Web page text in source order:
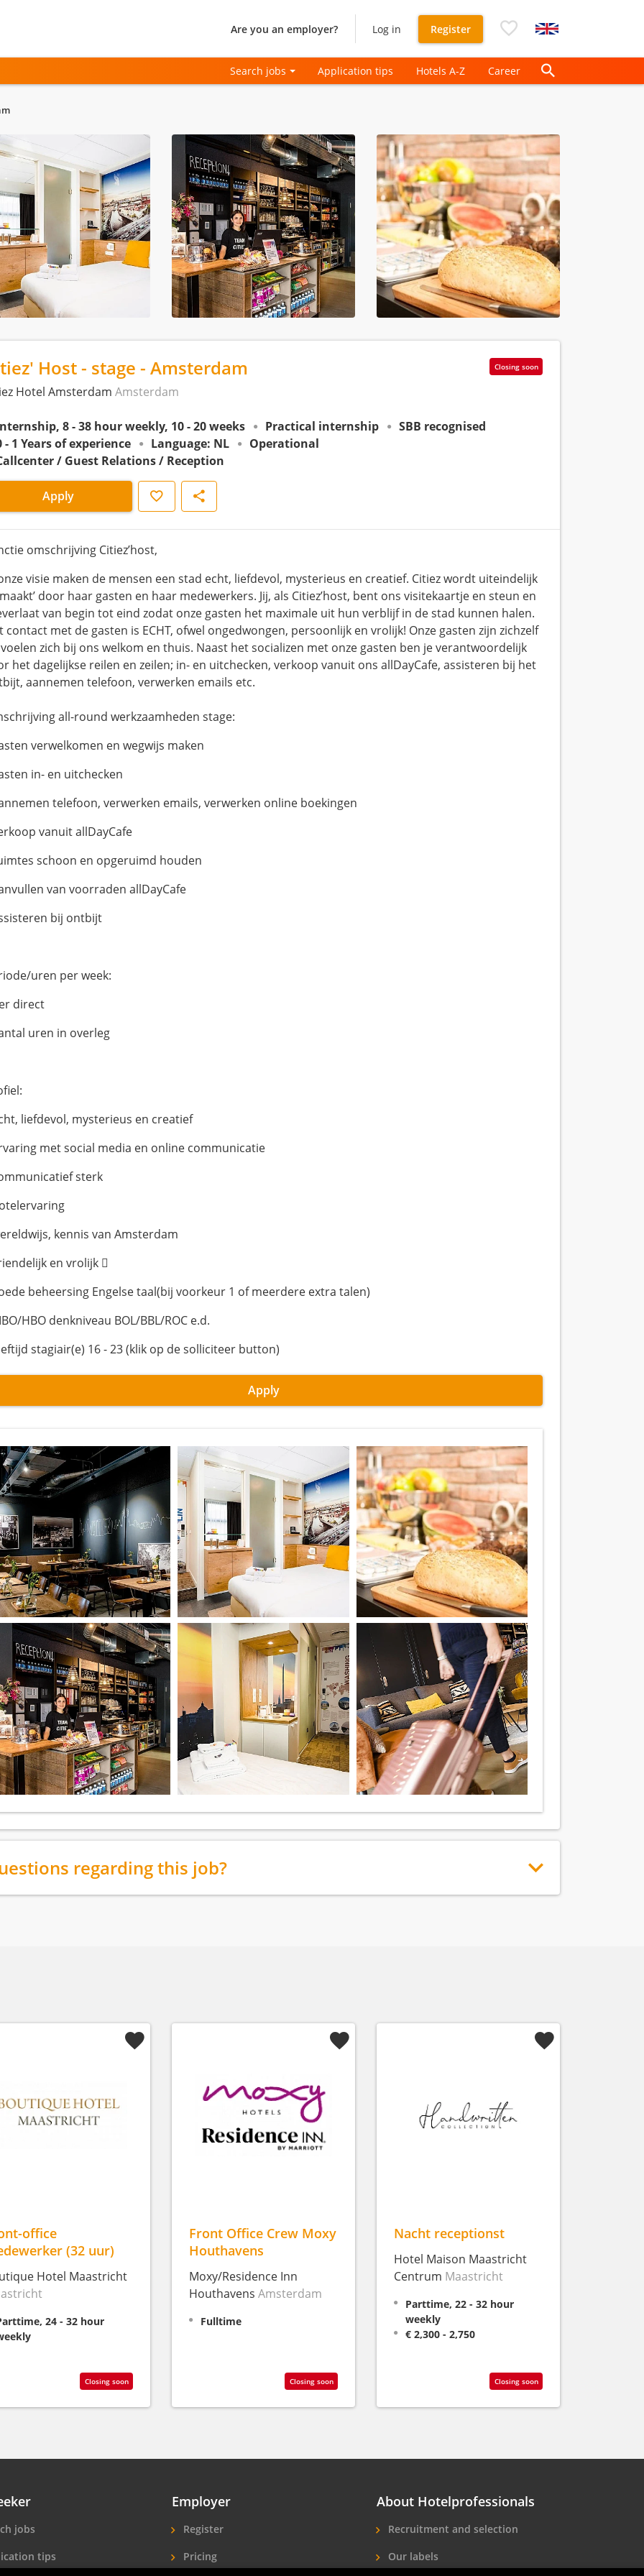
Are you an employer? Log in Register
Search jobs Application tips Hotels A-Z Career
Closing soon
Host - stage - Amsterdam
Hotel Amsterdam Amsterdam
8 - 38 hour weekly, 10 - 20 weeks Practical internship
SBB recognised
- 1 Years of experience
Language: NL
Operational
/ Guest Relations / Reception
Apply Save Share
omschrijving Citiez’host,
visie maken de mensen een stad echt, liefdevol, mysterieus en creatief. Citiez wordt uiteindelijk
door haar gasten en haar medewerkers. Jij, als Citiez’host, bent ons visitekaartje en steun en
van begin tot eind zodat onze gasten het maximale uit hun verblijf in de stad kunnen halen.
contact met de gasten is ECHT, ofwel ongedwongen, persoonlijk en vrolijk! Onze gasten zijn zichzelf
zich bij ons welkom en thuis. Naast het socializen met onze gasten ben je verantwoordelijk
het dagelijkse reilen en zeilen; in- en uitchecken, verkoop vanuit ons allDayCafe, assisteren bij het
aannemen telefoon, verwerken emails etc.
all-round werkzaamheden stage:
verwelkomen en wegwijs maken
in- en uitchecken
telefoon, verwerken emails, verwerken online boekingen
vanuit allDayCafe
schoon en opgeruimd houden
van voorraden allDayCafe
bij ontbijt
uren per week:
direct
uren in overleg
liefdevol, mysterieus en creatief
met social media en online communicatie
sterk
kennis van Amsterdam
en vrolijk 
beheersing Engelse taal(bij voorkeur 1 of meerdere extra talen)
HBO denkniveau BOL/BBL/ROC e.d.
stagiair(e) 16 - 23 (klik op de solliciteer button)
Apply
regarding this job?
office
(32 uur)
Hotel Maastricht
24 - 32 hour
Closing soon
Front Office Crew Moxy
Houthavens
Moxy/Residence Inn
Houthavens Amsterdam
Fulltime
Closing soon
Nacht receptionst
Hotel Maison Maastricht
Centrum Maastricht
Parttime, 22 - 32 hour
weekly
€ 2,300 - 2,750
Closing soon
jobs
tips
Employer
Register
Pricing
About Hotelprofessionals
Recruitment and selection
Our labels